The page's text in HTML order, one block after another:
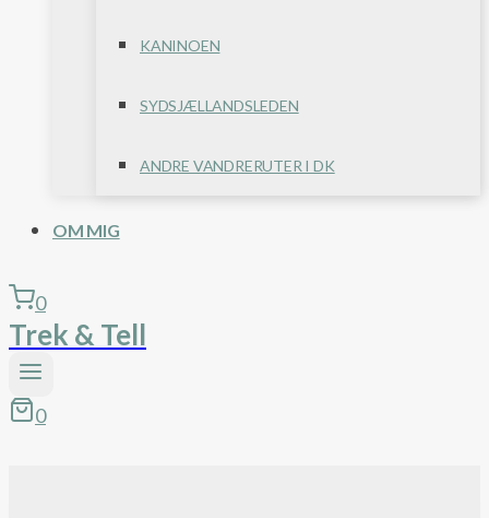
KANINOEN
SYDSJÆLLANDSLEDEN
ANDRE VANDRERUTER I DK
OM MIG
0
Trek & Tell
0